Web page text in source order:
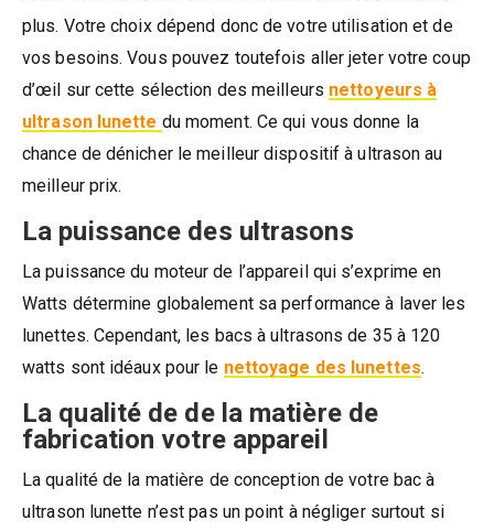
plus. Votre choix dépend donc de votre utilisation et de
vos besoins. Vous pouvez toutefois aller jeter votre coup
d’œil sur cette sélection des meilleurs nettoyeurs à
ultrason lunette du moment. Ce qui vous donne la
chance de dénicher le meilleur dispositif à ultrason au
meilleur prix.
La puissance des ultrasons
La puissance du moteur de l’appareil qui s’exprime en
Watts détermine globalement sa performance à laver les
lunettes. Cependant, les bacs à ultrasons de 35 à 120
watts sont idéaux pour le nettoyage des lunettes.
La qualité de de la matière de
fabrication votre appareil
La qualité de la matière de conception de votre bac à
ultrason lunette n’est pas un point à négliger surtout si